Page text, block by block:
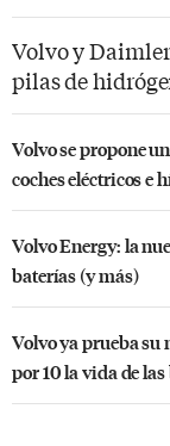
Volvo y
pilas de
Volvo se propone
coches eléctricos e
Volvo Energy: la
baterías (y más)
Volvo ya prueba
por 10 la vida de